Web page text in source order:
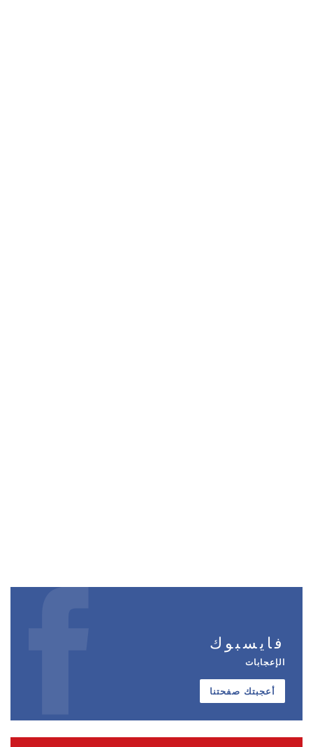
فايسبوك
الإعجابات
أعجبتك صفحتنا